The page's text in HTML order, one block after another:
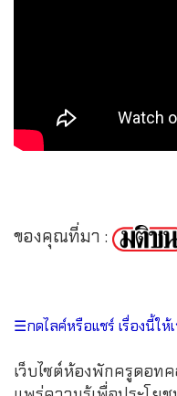
ของคุณที่มา :
☰กดไลค์หรือแชร์ เรื่องนี้ให้
เว็บไซต์ห้องพักครูดอท